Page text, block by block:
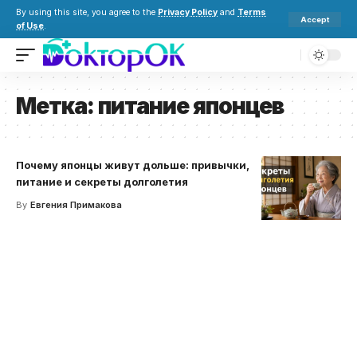
By using this site, you agree to the Privacy Policy and Terms
of Use.
Accept
Метка: питание японцев
Почему японцы живут дольше: привычки,
питание и секреты долголетия
By Евгения Примакова